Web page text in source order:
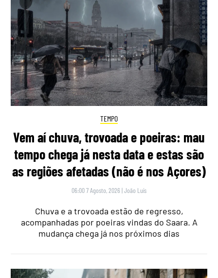
TEMPO
Vem aí chuva, trovoada e poeiras: mau
tempo chega já nesta data e estas são
as regiões afetadas (não é nos Açores)
06:00 7 Agosto, 2026 |João Luís
Chuva e a trovoada estão de regresso,
acompanhadas por poeiras vindas do Saara. A
mudança chega já nos próximos dias